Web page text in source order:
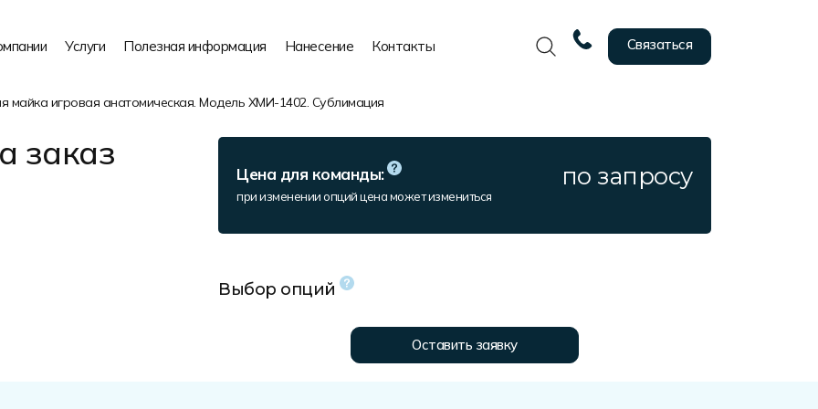
Услуги Полезная информация Нанесение Контакты Связаться
майка игровая анатомическая. Модель ХМИ-1402. Сублимация
заказ
Цена для команды:
при изменении опций цена может измениться
по запросу
Выбор опций
Оставить заявку